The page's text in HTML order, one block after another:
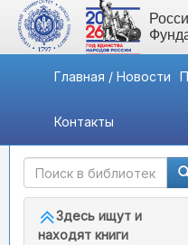
Главная / Новости
Контакты
Быстрый доступ
Здесь ищут и
находят книги